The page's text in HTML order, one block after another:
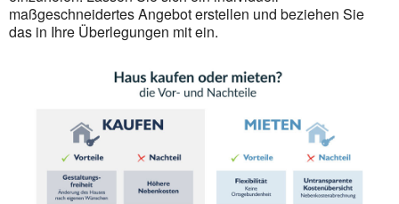
maßgeschneidertes Angebot erstellen und beziehen Sie
das in Ihre Überlegungen mit ein.